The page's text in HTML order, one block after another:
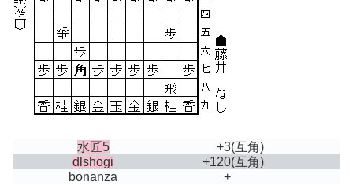
水匠5 +3(互角)
dlshogi
+120(互角)
bonanza
+